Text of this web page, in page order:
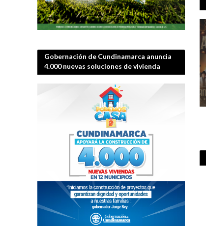
Gobernación de Cundinamarca anuncia
4.000 nuevas soluciones de vivienda